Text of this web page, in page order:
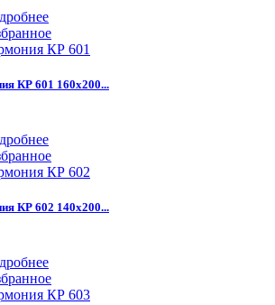
КР 601 160х200...
КР 602 140х200...